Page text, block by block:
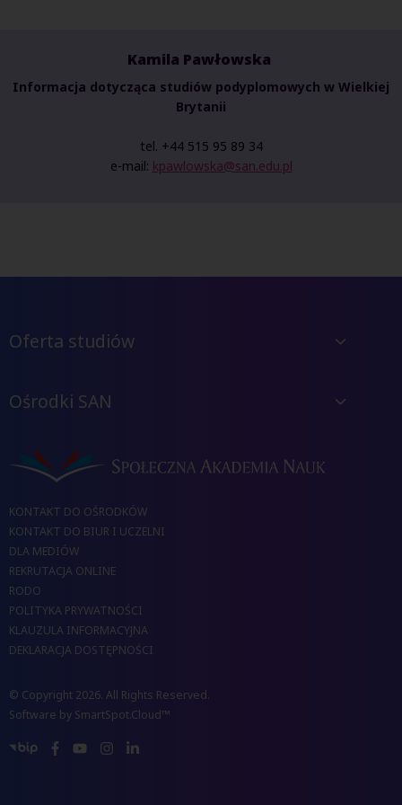
Kamila Pawłowska
Informacja dotycząca studiów podyplomowych w Wielkiej
Brytanii
tel. +44 515 95 89 34
e-mail: kpawlowska@san.edu.pl
Oferta studiów
Ośrodki SAN
KONTAKT DO OŚRODKÓW
KONTAKT DO BIUR I UCZELNI
DLA MEDIÓW
REKRUTACJA ONLINE
RODO
POLITYKA PRYWATNOŚCI
KLAUZULA INFORMACYJNA
DEKLARACJA DOSTĘPNOŚCI
© Copyright 2026. All Rights Reserved.
Software by SmartSpot.Cloud™